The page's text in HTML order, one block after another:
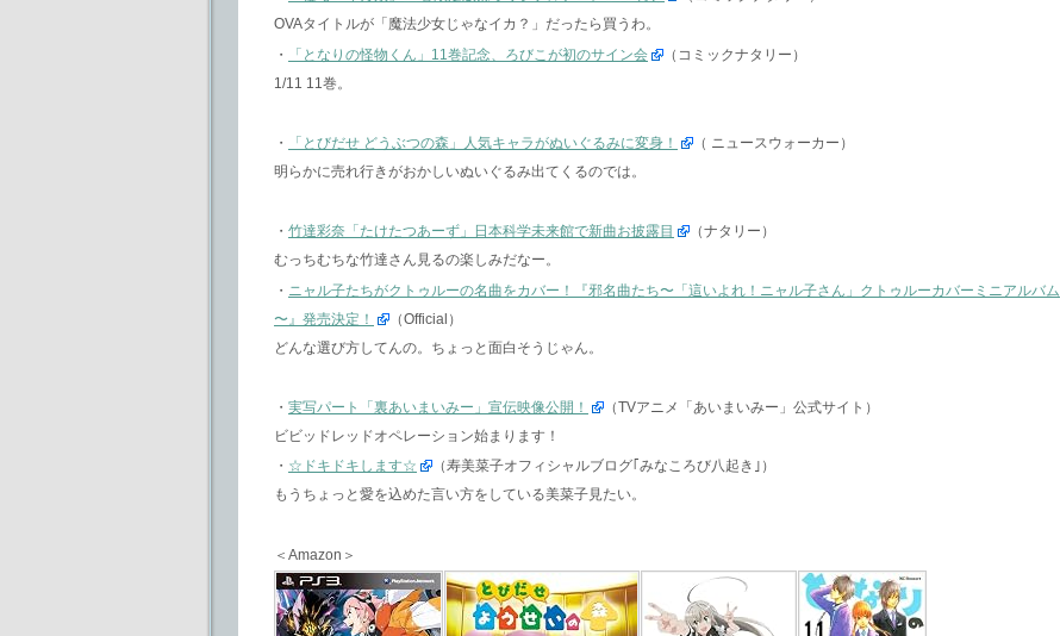
OVAタイトルが「魔法少女じゃなイカ？」だったら買うわ。
・
「となりの怪物くん」11巻記念、ろびこが初のサイン会
（コミックナタリー）
1/11 11巻。
・ 「とびだせ どうぶつの森」人気キャラがぬいぐるみに変身！
（ ニュースウォーカー）
明らかに売れ行きがおかしいぬいぐるみ出てくるのでは。
・ 竹達彩奈「たけたつあーず」日本科学未来館で新曲お披露目
（ナタリー）
むっちむちな竹達さん見るの楽しみだなー。
・ ニャル子たちがクトゥルーの名曲をカバー！『邪名曲たち〜「這いよれ！ニャル子さん」クトゥルーカバーミニアルバム
〜』発売決定！
（Official）
どんな選び方してんの。ちょっと面白そうじゃん。
・ 実写パート「裏あいまいみー」宣伝映像公開！
（TVアニメ「あいまいみー」公式サイト）
ビビッドレッドオペレーション始まります！
・ ☆ドキドキします☆
（寿美菜子オフィシャルブログ｢みなころび八起き｣）
もうちょっと愛を込めた言い方をしている美菜子見たい。
＜Amazon＞